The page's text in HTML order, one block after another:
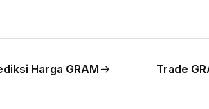
Harga GRAM Trade